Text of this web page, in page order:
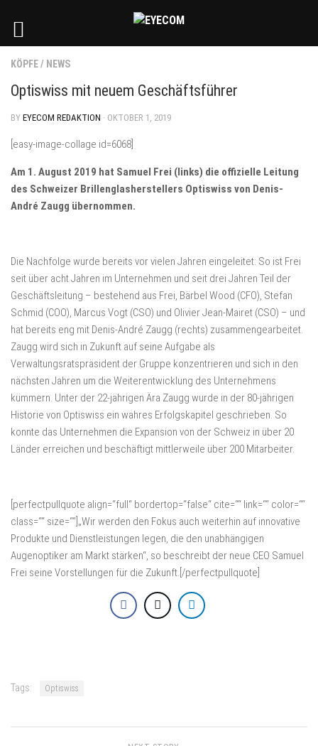
KÖPFE/ NEWS
Optiswiss mit neuem Geschäftsführer
BY EYECOM REDAKTION · OKTOBER 1, 2019
[easy-image-collage id=6068]
Am 1. August 2019 hat Samuel Frei (links) die offizielle Leitung
des Schweizer Brillenglasherstellers Optiswiss von Denis-
André Zaugg übernommen.
Die Nachfolge wurde bereits vor vielen Jahren eingeleitet: So ist Frei
seit über acht Jahren im Unternehmen und seit drei Jahren Teil der
Geschäftsleitung – bestehend aus Frei, Bärbel Wood (CFO), Stefan
Schmid (COO), Marcus Vogt (CSO) und Olivier Jean-Mairet (CSO) – und
hat bereits eng mit Denis-André Zaugg (rechts) zusammengearbeitet.
Zaugg wird sich in Zukunft auf seine Aufgabe als
Verwaltungsratspräsident der Gruppe konzentrieren und sich in den
nächsten Jahren um die Weiterentwicklung des Unternehmens
kümmern. Unter der 22-jährigen Ära Zaugg wurde in der 80-jährigen
Historie von Optiswiss ein wahres Erfolgskapitel geschrieben. So
konnte das Unternehmen die Expansion von der Schweiz in über 20
Länder erreichen und beschäftigt mittlerweile über 200 Mitarbeiter.
[perfectpullquote align=“full“ bordertop=“false“ cite=““ link=““ color=““
class=““ size=““]„Wir werden den Fokus auch weiterhin auf innovative
Produkte und Dienstleistungen legen, die den unabhängigen
Augenoptiker am Markt stärken“, so beschreibt der neue CEO Samuel
Frei seine Vorstellungen für die Zukunft.[/perfectpullquote]
Tags: Optiswiss